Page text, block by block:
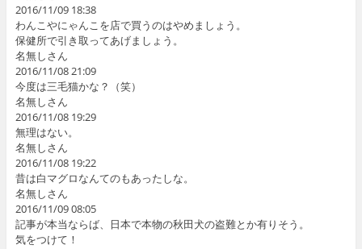
2016/11/09 18:38
わんこやにゃんこを店で買うのはやめましょう。
保健所で引き取ってあげましょう。
名無しさん
2016/11/08 21:09
今度は三毛猫かな？（笑）
名無しさん
2016/11/08 19:29
無理はない。
名無しさん
2016/11/08 19:22
昔は白マグロなんてのもあったしな。
名無しさん
2016/11/09 08:05
記事が本当ならば、日本で本物の秋田犬の盗難とか有りそう。
気をつけて！